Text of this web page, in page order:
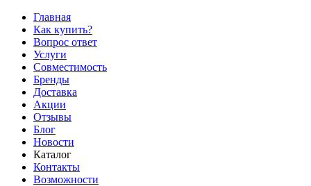
Главная
Как купить?
Вопрос ответ
Услуги
Совместимость
Бренды
Доставка
Акции
Отзывы
Блог
Новости
Каталог
Контакты
Возможности